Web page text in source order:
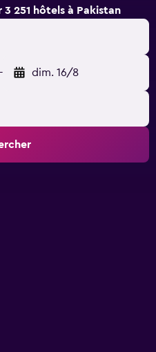
251 hôtels à Pakistan
- dim. 16/8